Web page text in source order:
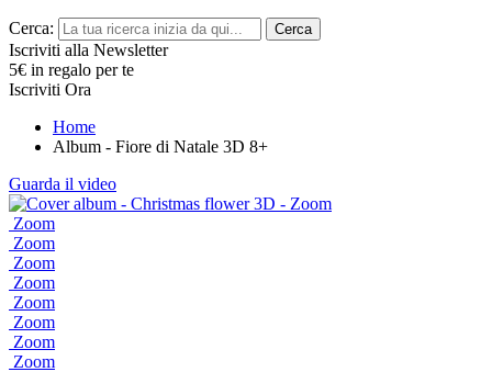
Cerca: Cerca
Iscriviti alla Newsletter
5€ in regalo per te
Iscriviti Ora
Home
Album - Fiore di Natale 3D 8+
Guarda il video
Zoom
Zoom
Zoom
Zoom
Zoom
Zoom
Zoom
Zoom
Zoom